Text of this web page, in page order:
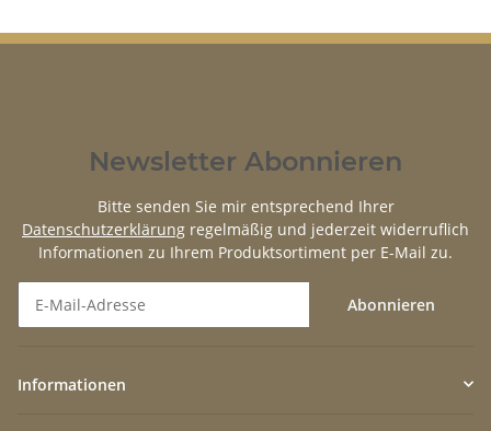
Newsletter Abonnieren
Bitte senden Sie mir entsprechend Ihrer
Datenschutzerklärung regelmäßig und jederzeit widerruflich
Informationen zu Ihrem Produktsortiment per E-Mail zu.
Abonnieren
Informationen